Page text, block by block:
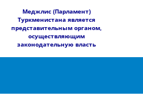
​Меджлис (Парламент)
Туркменистана является
представительным органом,
осуществляющим
законодательную власть